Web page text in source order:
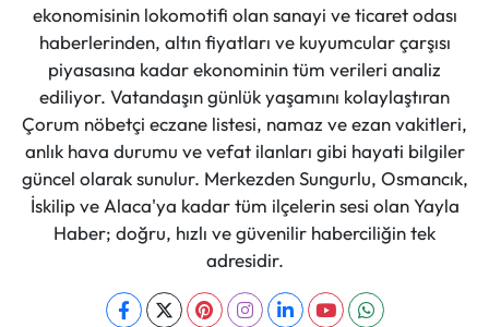
ekonomisinin lokomotifi olan sanayi ve ticaret odası
haberlerinden, altın fiyatları ve kuyumcular çarşısı
piyasasına kadar ekonominin tüm verileri analiz
ediliyor. Vatandaşın günlük yaşamını kolaylaştıran
Çorum nöbetçi eczane listesi, namaz ve ezan vakitleri,
anlık hava durumu ve vefat ilanları gibi hayati bilgiler
güncel olarak sunulur. Merkezden Sungurlu, Osmancık,
İskilip ve Alaca'ya kadar tüm ilçelerin sesi olan Yayla
Haber; doğru, hızlı ve güvenilir haberciliğin tek
adresidir.